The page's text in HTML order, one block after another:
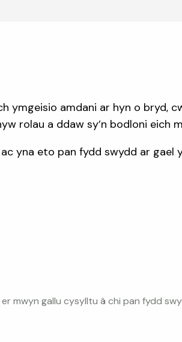
ymgeisio amdani ar hyn o bryd,
rolau a ddaw sy’n bodloni eich
yna eto pan fydd swydd ar gael
mwyn gallu cysylltu â chi pan fydd